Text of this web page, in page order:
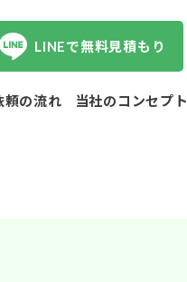
頼の流れ 当社のコンセプト
LINEで無料見積もり